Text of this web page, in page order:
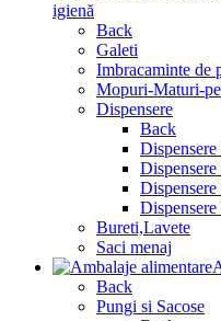
igienă
Back
Galeti
Imbracaminte de
Mopuri-Maturi-
Dispensere
Back
Dispensere
Dispensere
Dispensere
Bureti,Lavete
Saci menaj
Back
Pungi si Sacose